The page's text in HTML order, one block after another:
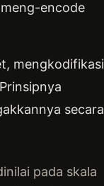
encode
mengkodifikasi
secara
pada skala